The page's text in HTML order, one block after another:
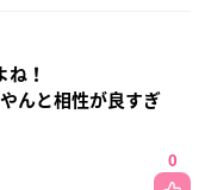
ね！
んと相性が良すぎ
0